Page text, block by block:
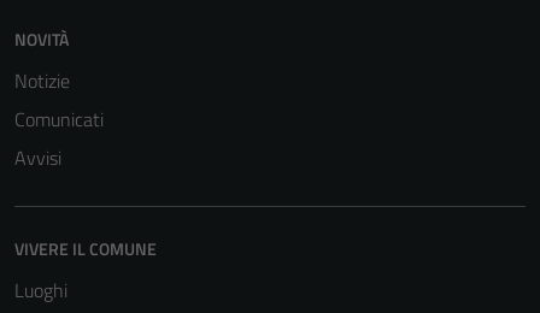
NOVITÀ
Notizie
Comunicati
Avvisi
VIVERE IL COMUNE
Luoghi